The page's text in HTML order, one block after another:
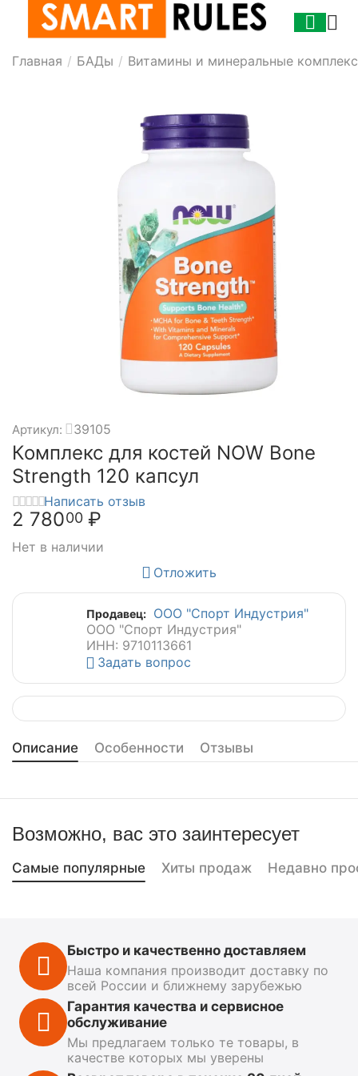
Главная / БАДы / Витамины и минеральные
Артикул: 39105
Комплекс для костей NOW Bone
Strength 120 капсул
Написать отзыв
2 78000 ₽
Нет в наличии
Отложить
Продавец: ООО "Спорт Индустрия"
ООО "Спорт Индустрия"
ИНН: 9710113661
Задать вопрос
Описание Особенности Отзывы
Возможно, вас это заинтересует
Самые популярные Хиты продаж Недавно
Быстро и качественно доставляем
Наша компания производит доставку по
всей России и ближнему зарубежью
Гарантия качества и сервисное
обслуживание
Мы предлагаем только те товары, в
качестве которых мы уверены